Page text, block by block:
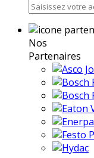
Nos
Partenaires